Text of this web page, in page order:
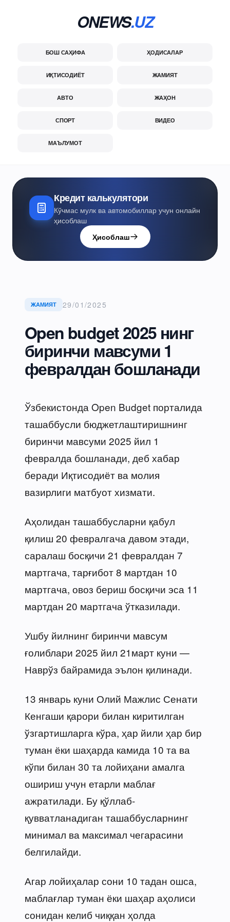
ONEWS.UZ
БОШ САҲИФА ҲОДИСАЛАР
ИҚТИСОДИЁТ ЖАМИЯТ
АВТО ЖАҲОН
СПОРТ ВИДЕО
МАЪЛУМОТ
Кредит калькулятори
Кўчмас мулк ва автомобиллар учун онлайн
ҳисоблаш
Ҳисоблаш
ЖАМИЯТ 29/01/2025
Open budget 2025 нинг
биринчи мавсуми 1
февралдан бошланади
Ўзбекистонда Open Budget порталида
ташаббусли бюджетлаштиришнинг
биринчи мавсуми 2025 йил 1
февралда бошланади, деб хабар
беради Иқтисодиёт ва молия
вазирлиги матбуот хизмати.
Аҳолидан ташаббусларни қабул
қилиш 20 февралгача давом этади,
саралаш босқичи 21 февралдан 7
мартгача, тарғибот 8 мартдан 10
мартгача, овоз бериш босқичи эса 11
мартдан 20 мартгача ўтказилади.
Ушбу йилнинг биринчи мавсум
ғолиблари 2025 йил 21март куни —
Наврўз байрамида эълон қилинади.
13 январь куни Олий Мажлис Сенати
Кенгаши қарори билан киритилган
ўзгартишларга кўра, ҳар йили ҳар бир
туман ёки шаҳарда камида 10 та ва
кўпи билан 30 та лойиҳани амалга
ошириш учун етарли маблағ
ажратилади. Бу қўллаб-
қувватланадиган ташаббусларнинг
минимал ва максимал чегарасини
белгилайди.
Агар лойиҳалар сони 10 тадан ошса,
маблағлар туман ёки шаҳар аҳолиси
сонидан келиб чиққан ҳолда